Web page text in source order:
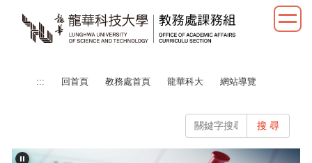
::: 回首頁 教務處首頁 龍華科大 網站導覽
搜 尋